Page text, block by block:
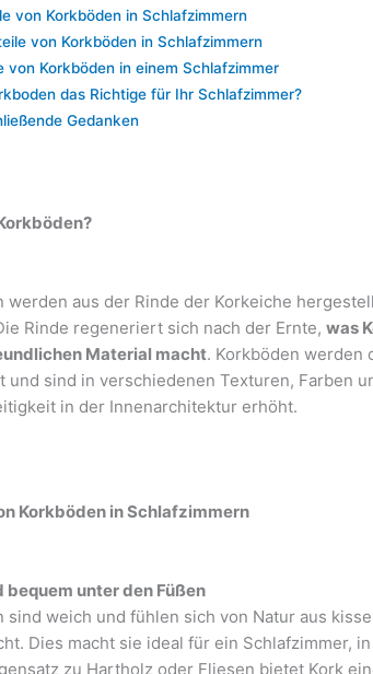
von Korkböden in Schlafzimmern
von Korkböden in Schlafzimmern
von Korkböden in einem Schlafzimmer
das Richtige für Ihr Schlafzimmer?
Gedanken
werden aus der Rinde der Korkeiche
Rinde regeneriert sich nach der Ernte,was
Material macht. Korkböden werden
und sind in verschiedenen Texturen, Farben
in der Innenarchitektur erhöht.
Korkböden in Schlafzimmern
bequem unter den Füßen
sind weich und fühlen sich von Natur aus
Dies macht sie ideal für ein Schlafzimmer,
zu Hartholz oder Fliesen bietet Kork